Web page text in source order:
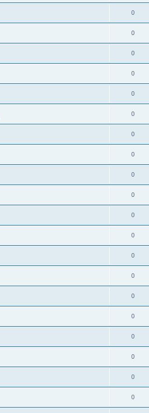
0
0
0
0
0
0
0
0
0
0
0
0
0
0
0
0
0
0
0
0